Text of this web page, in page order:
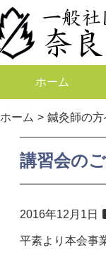
ホーム
ホーム 鍼灸師の方
講習会の
2016年12月1日
平素より本会事